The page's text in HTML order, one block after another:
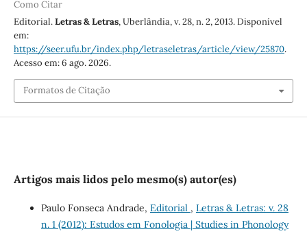
Como Citar
Editorial.Letras & Letras, Uberlândia, v. 28, n. 2, 2013. Disponível
em:
https://seer.ufu.br/index.php/letraseletras/article/view/25870.
Acesso em: 6 ago. 2026.
Formatos de Citação
Artigos mais lidos pelo mesmo(s) autor(es)
Paulo Fonseca Andrade, Editorial , Letras & Letras: v. 28
n. 1 (2012): Estudos em Fonologia | Studies in Phonology